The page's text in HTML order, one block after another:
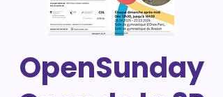
OpenSunday